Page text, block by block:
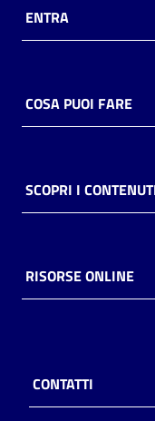
ENTRA
COSA PUOI FARE
SCOPRI I
RISORSE ONLINE
CONTATTI